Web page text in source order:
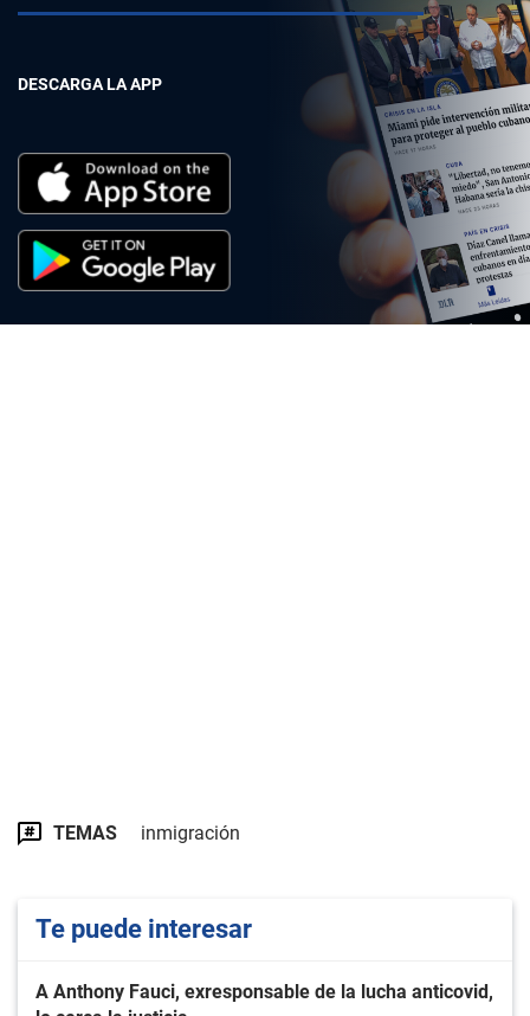
DESCARGA LA APP
TEMAS inmigración
Te puede interesar
A Anthony Fauci, exresponsable de la lucha anticovid,